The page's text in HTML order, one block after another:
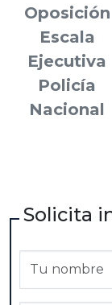
Oposición
Escala
Ejecutiva
Policía
Nacional
Solicita